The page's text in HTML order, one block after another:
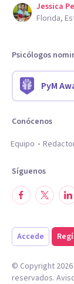
Jessica
Florida,
Psicólogos
PyM
Conócenos
Equipo
Síguenos
Accede
© Copyright 2026
reservados.